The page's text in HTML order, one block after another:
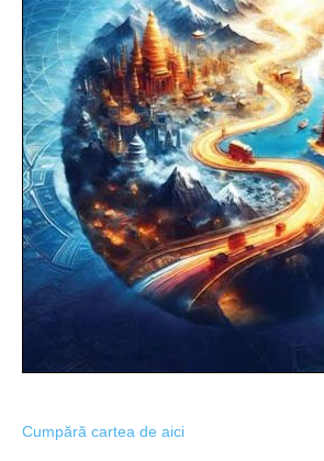
Cumpără cartea de aici